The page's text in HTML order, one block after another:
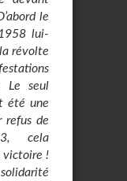
le
lui-
révolte
Le seul
été une
refus de
cela
victoire !